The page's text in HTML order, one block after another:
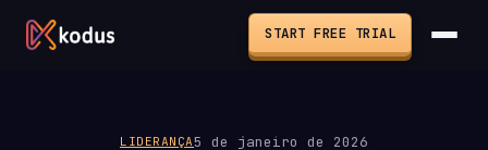
START FREE TRIAL
LIDERANÇA5 de janeiro de 2026